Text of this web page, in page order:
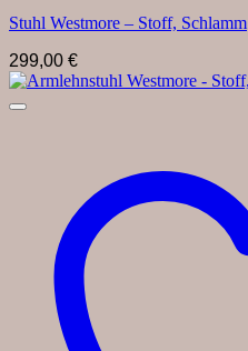
Stuhl Westmore – Stoff, Schlamm
299,00 €